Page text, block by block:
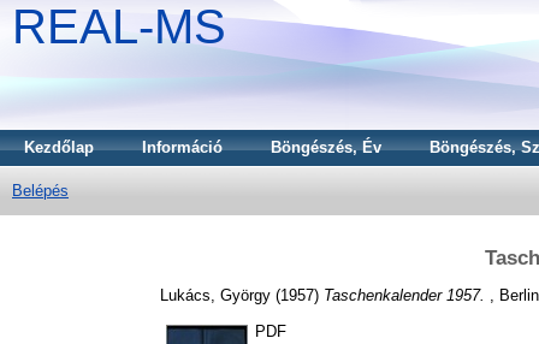
REAL-MS
Kezdőlap Információ Böngészés, Év Böngészés,
Belépés
Lukács, György (1957) Taschenkalender 1957. ,
PDF